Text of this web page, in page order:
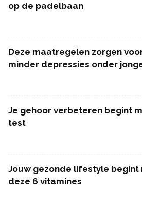
op de padelbaan
Deze maatregelen zorgen
minder depressies onder
Je gehoor verbeteren begint
test
Jouw gezonde lifestyle begint
deze 6 vitamines